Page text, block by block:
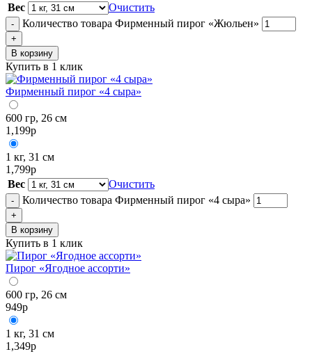
Вес
Очистить
- Количество товара Фирменный пирог «Жюльен»
+
В корзину
Купить в 1 клик
Фирменный пирог «4 сыра»
600 гр, 26 см
1,199р
1 кг, 31 см
1,799р
Вес
Очистить
- Количество товара Фирменный пирог «4 сыра»
+
В корзину
Купить в 1 клик
Пирог «Ягодное ассорти»
600 гр, 26 см
949р
1 кг, 31 см
1,349р